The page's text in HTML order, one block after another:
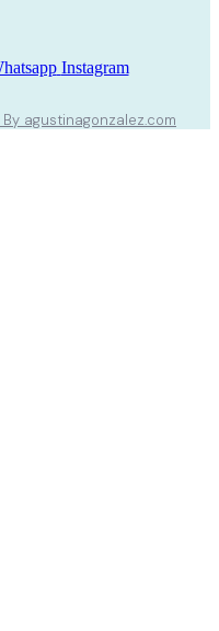
Instagram
agustinagonzalez.com